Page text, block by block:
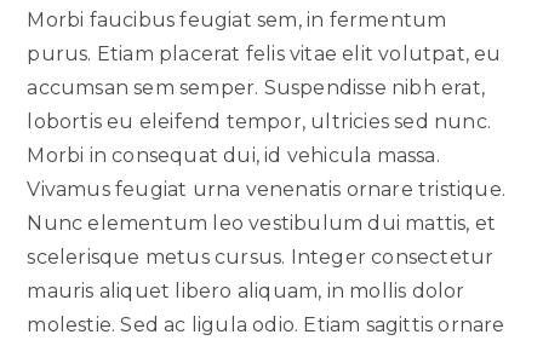
Morbi faucibus feugiat sem, in fermentum
purus. Etiam placerat felis vitae elit volutpat, eu
accumsan sem semper. Suspendisse nibh erat,
lobortis eu eleifend tempor, ultricies sed nunc.
Morbi in consequat dui, id vehicula massa.
Vivamus feugiat urna venenatis ornare tristique.
Nunc elementum leo vestibulum dui mattis, et
scelerisque metus cursus. Integer consectetur
mauris aliquet libero aliquam, in mollis dolor
molestie. Sed ac ligula odio. Etiam sagittis ornare